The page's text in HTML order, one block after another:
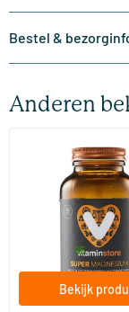
Bestel &
Anderen
(510)
Super Magnesium
60/​120 tabletten
Vitaminstore
95
Bekijk